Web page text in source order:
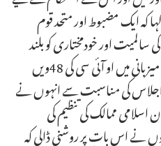
کہ ایک مضبوط اور متحد قوم
اور خودمختاری کو بلند
رکھنے کا عہد کرتے ہیں۔پاکستان کی میزبانی میں او آئی سی کی 48ویں
اجلاس کی مناسبت سے انہوں نے
اسلامی ممالک کی تنظیم کی
نے اس بات پر روشنی ڈالی کہ